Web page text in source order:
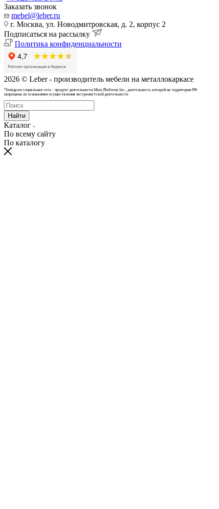
Заказать звонок
mebel@leber.ru
г. Москва, ул. Новодмитровская, д. 2, корпус 2
Подписаться на рассылку
Политика конфиденциальности
2026 © Leber - производитель мебели на металлокаркасе
*Instagram cоциальная сеть - продукт деятельности Meta Platforms Inc., деятельность которой на территории РФ
запрещена по основаниям осуществления экстремистской деятельности
Найти
Каталог
По всему сайту
По каталогу